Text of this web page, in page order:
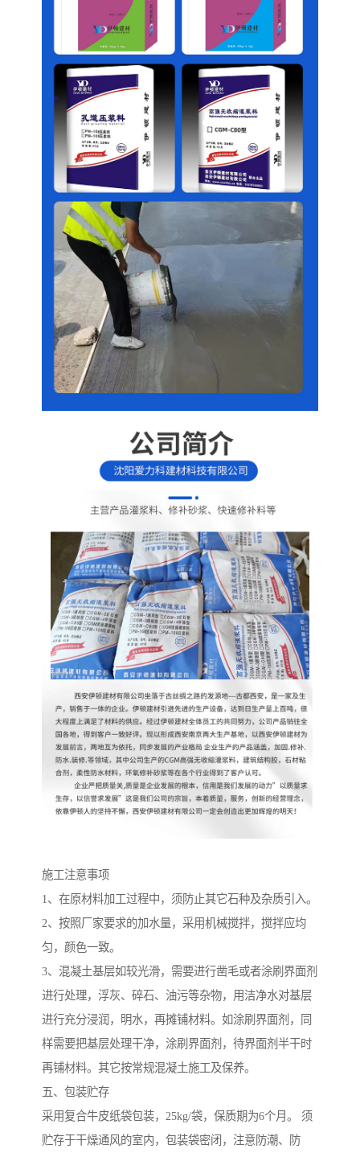
施工注意事项
1、在原材料加工过程中，须防止其它石种及杂质引入。
2、按照厂家要求的加水量，采用机械搅拌，搅拌应均
匀，颜色一致。
3、混凝土基层如较光滑，需要进行凿毛或者涂刷界面剂
进行处理，浮灰、碎石、油污等杂物，用洁净水对基层
进行充分浸润，明水，再摊铺材料。如涂刷界面剂，同
样需要把基层处理干净，涂刷界面剂，待界面剂半干时
再铺材料。其它按常规混凝土施工及保养。
五、包装贮存
采用复合牛皮纸袋包装，25kg/袋，保质期为6个月。 须
贮存于干燥通风的室内，包装袋密闭，注意防潮、防